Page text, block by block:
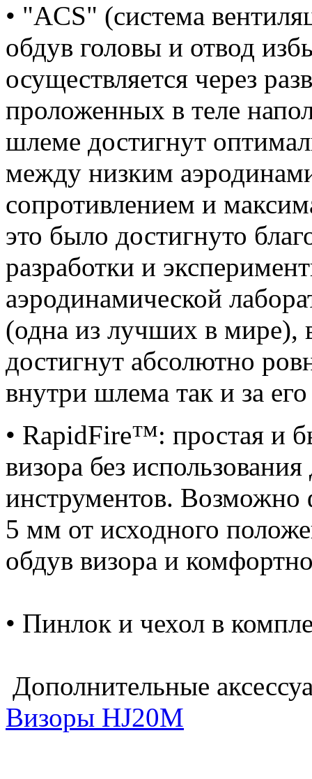
• "ACS" (система
обдув головы и отвод
осуществляется через
проложенных в теле
шлеме достигнут
между низким
сопротивлением и
это было достигнуто
разработки и
аэродинамической
(одна из лучших в мире),
достигнут абсолютно
внутри шлема так и за
• RapidFire™: простая и
визора без
инструментов. Возможно
5 мм от исходного
обдув визора и
• Пинлок и чехол в
Дополнительные
Визоры HJ20M